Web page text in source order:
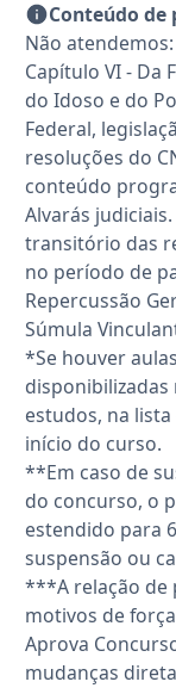
Conteúdo
Não
Capítulo VI - Da
do Idoso e do
Federal,
resoluções do
conteúdo
Alvarás
transitório das
no período de
Repercussão
Súmula
*Se houver
disponibilizadas
estudos, na
início do curso.
**Em caso de
do concurso, o
estendido para
suspensão ou
***A relação de
motivos de
Aprova
mudanças